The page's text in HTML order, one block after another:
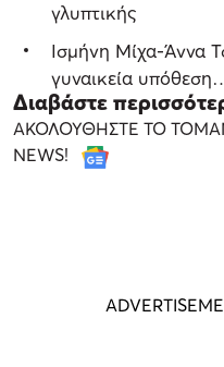
γλυπτικής
Ισμήνη Μίχα-Άννα
γυναικεία
Διαβάστε
ΑΚΟΛΟΥΘΗΣΤΕ ΤΟ
NEWS!